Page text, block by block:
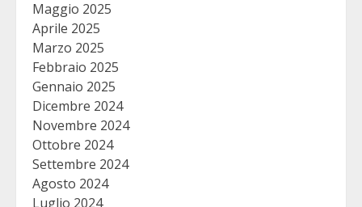
Maggio 2025
Aprile 2025
Marzo 2025
Febbraio 2025
Gennaio 2025
Dicembre 2024
Novembre 2024
Ottobre 2024
Settembre 2024
Agosto 2024
Luglio 2024